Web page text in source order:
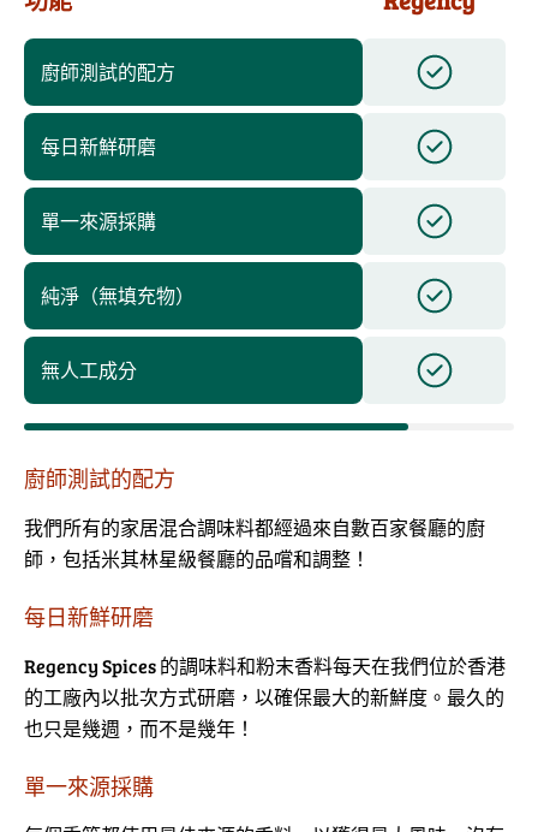
廚師測試的配方
每日新鮮研磨
單一來源採購
純淨（無填充物）
無人工成分
廚師測試的配方
我們所有的家居混合調味料都經過來自數百家餐廳的廚
師，包括米其林星級餐廳的品嚐和調整！
每日新鮮研磨
Regency Spices 的調味料和粉末香料每天在我們位於香港
的工廠內以批次方式研磨，以確保最大的新鮮度。最久的
也只是幾週，而不是幾年！
單一來源採購